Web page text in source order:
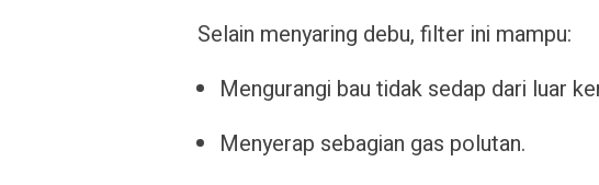
Selain menyaring debu, filter ini mampu:
Mengurangi bau tidak sedap dari luar
Menyerap sebagian gas polutan.